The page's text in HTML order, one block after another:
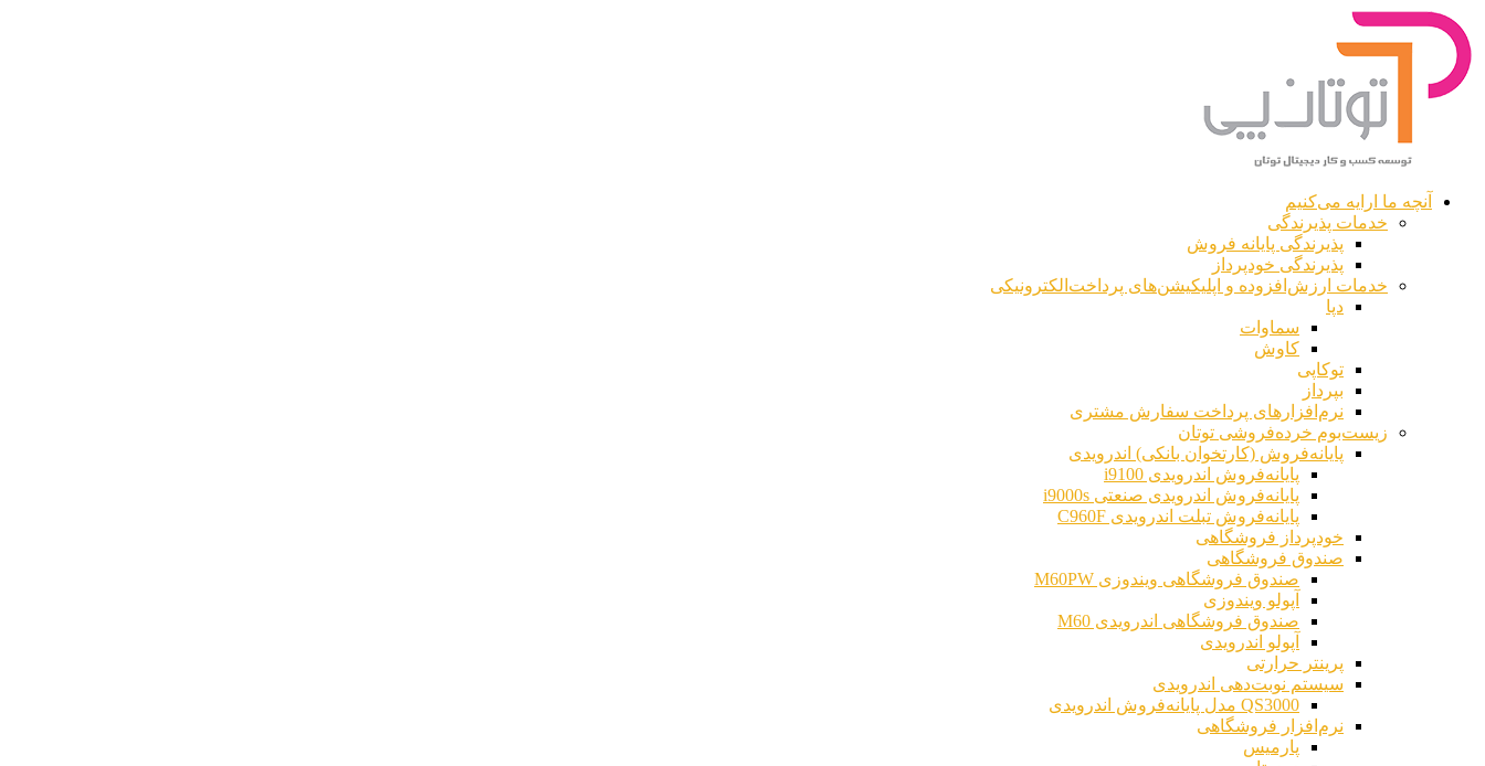
آنچه ما ارایه می‌کنیم
خدمات پذیرندگی
پذیرندگی پایانه فروش
پذیرندگی خودپرداز
خدمات ارزش‌افزوده و اپلیکیشن‌های پرداخت‌الکترونیکی
دپا
سماوات
کاوش
توکاپی
بپرداز
نرم‌افزارهای پرداخت سفارش مشتری
زیست‌بوم خرده‌فروشی توتان
پایانه‌فروش (کارتخوان بانکی) اندرویدی
پایانه‌فروش اندرویدی i9100
پایانه‌فروش اندرویدی صنعتی i9000s
پایانه‌فروش تبلت اندرویدی C960F
خودپرداز فروشگاهی
صندوق فروشگاهی
صندوق فروشگاهی ویندوزی M60PW
آپولو ویندوزی
صندوق فروشگاهی اندرویدی M60
آپولو اندرویدی
پرینتر حرارتی
سیستم نوبت‌دهی اندرویدی
QS3000 مدل پایانه‌فروش اندرویدی
نرم‌افزار فروشگاهی
پارمیس